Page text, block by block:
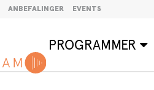
ANBEFALINGER EVENTS
PROGRAMMER